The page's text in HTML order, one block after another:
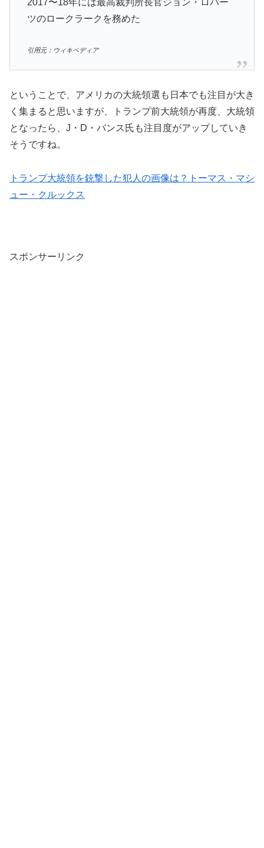
2017〜18年には最高裁判所長官ジョン・ロバー
ツのロークラークを務めた
引用元：ウィキペディア
ということで、アメリカの大統領選も日本でも注目が大き
く集まると思いますが、トランプ前大統領が再度、大統領
となったら、J・D・バンス氏も注目度がアップしていき
そうですね。
トランプ大統領を銃撃した犯人の画像は？トーマス・マシ
ュー・クルックス
スポンサーリンク